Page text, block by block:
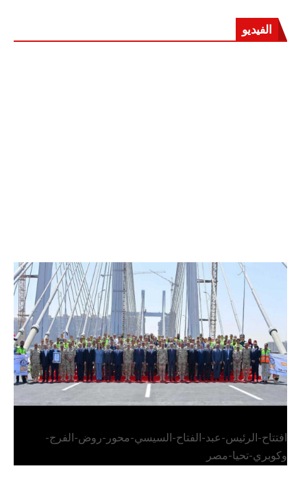
الفيديو
الرئيس عبد الفتاح السيسي يفتتح محور روض الفرج
وكوبري تحيا مصر
افتتاح-الرئيس-عبد-الفتاح-السيسي-محور-روض-الفرج-
وكوبري-تحيا-مصر